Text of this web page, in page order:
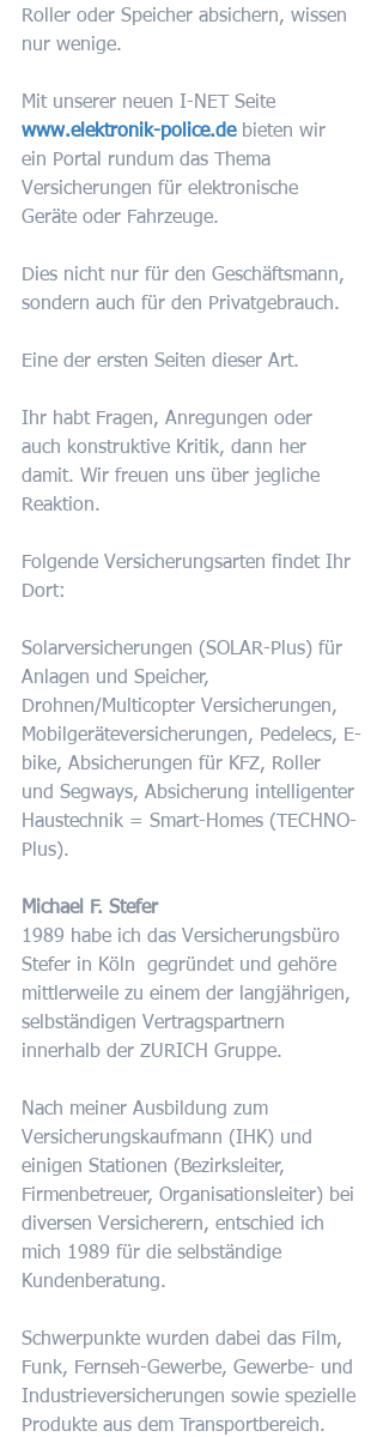
Roller oder Speicher absichern, wissen
nur wenige.
Mit unserer neuen I-NET Seite
www.elektronik-police.de bieten wir
ein Portal rundum das Thema
Versicherungen für elektronische
Geräte oder Fahrzeuge.
Dies nicht nur für den Geschäftsmann,
sondern auch für den Privatgebrauch.
Eine der ersten Seiten dieser Art.
Ihr habt Fragen, Anregungen oder
auch konstruktive Kritik, dann her
damit. Wir freuen uns über jegliche
Reaktion.
Folgende Versicherungsarten findet Ihr
Dort:
Solarversicherungen (SOLAR-Plus) für
Anlagen und Speicher,
Drohnen/Multicopter Versicherungen,
Mobilgeräteversicherungen, Pedelecs, E-
bike, Absicherungen für KFZ, Roller
und Segways, Absicherung intelligenter
Haustechnik = Smart-Homes (TECHNO-
Plus).
Michael F. Stefer
1989 habe ich das Versicherungsbüro
Stefer in Köln  gegründet und gehöre
mittlerweile zu einem der langjährigen,
selbständigen Vertragspartnern
innerhalb der ZURICH Gruppe.
Nach meiner Ausbildung zum
Versicherungskaufmann (IHK) und
einigen Stationen (Bezirksleiter,
Firmenbetreuer, Organisationsleiter) bei
diversen Versicherern, entschied ich
mich 1989 für die selbständige
Kundenberatung.
Schwerpunkte wurden dabei das Film,
Funk, Fernseh-Gewerbe, Gewerbe- und
Industrieversicherungen sowie spezielle
Produkte aus dem Transportbereich.